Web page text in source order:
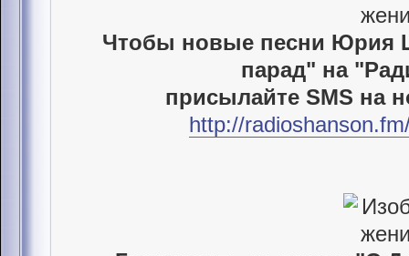
Чтобы новые песни Юрия
парад" на
присылайте SMS на
http://